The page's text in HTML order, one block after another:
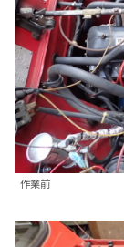
作業前